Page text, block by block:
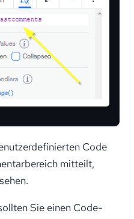
Code
mitteilt,
Sie einen Code-